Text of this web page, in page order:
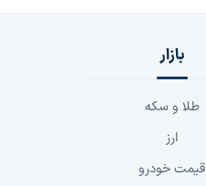
بازار
طلا و سکه
ارز
قیمت خودرو